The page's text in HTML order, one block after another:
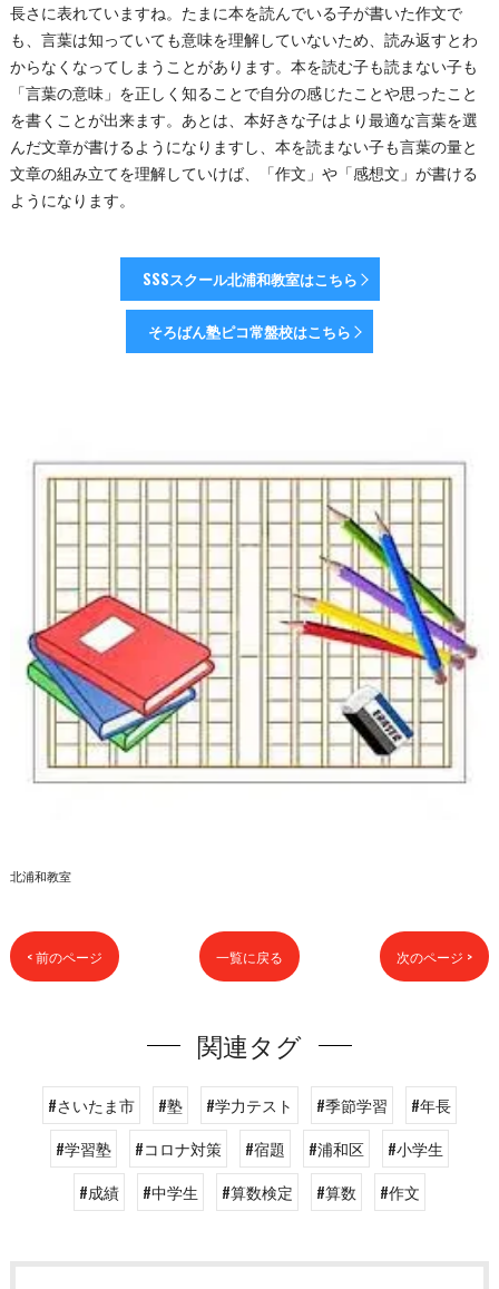
長さに表れていますね。たまに本を読んでいる子が書いた作文で
も、言葉は知っていても意味を理解していないため、読み返すとわ
からなくなってしまうことがあります。本を読む子も読まない子も
「言葉の意味」を正しく知ることで自分の感じたことや思ったこと
を書くことが出来ます。あとは、本好きな子はより最適な言葉を選
んだ文章が書けるようになりますし、本を読まない子も言葉の量と
文章の組み立てを理解していけば、「作文」や「感想文」が書ける
ようになります。
SSSスクール北浦和教室はこちら
そろばん塾ピコ常盤校はこちら
北浦和教室
< 前のページ 一覧に戻る 次のページ >
関連タグ
#さいたま市 #塾 #学力テスト #季節学習
#年長
#学習塾
#コロナ対策 #宿題 #浦和区
#小学生
#成績
#中学生 #算数検定 #算数 #作文